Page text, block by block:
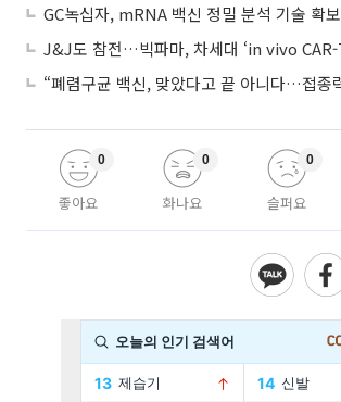
GC녹십자, mRNA 백신 정밀 분석 기술 확보
좋아요
0
화나요
0
슬퍼요
0